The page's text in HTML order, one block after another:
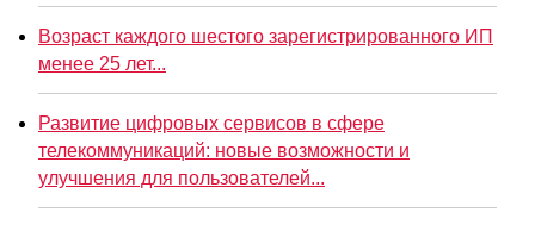
Возраст каждого шестого зарегистрированного ИП
менее 25 лет...
Развитие цифровых сервисов в сфере
телекоммуникаций: новые возможности и
улучшения для пользователей...